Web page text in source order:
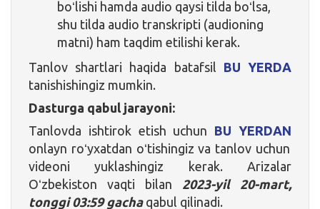
boʻlishi hamda audio qaysi tilda boʻlsa,
shu tilda audio transkripti (audioning
matni) ham taqdim etilishi kerak.
Tanlov shartlari haqida batafsil BU YERDA
tanishishingiz mumkin.
Dasturga qabul jarayoni:
Tanlovda ishtirok etish uchun BU YERDAN
onlayn roʻyxatdan oʻtishingiz va tanlov uchun
videoni yuklashingiz kerak. Arizalar
Oʻzbekiston vaqti bilan 2023-yil 20-mart,
tonggi 03:59 gachaqabul qilinadi.